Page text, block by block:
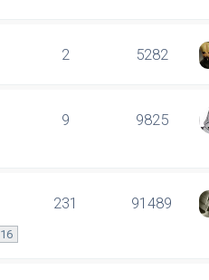
2 5282
9 9825
16
231 91489